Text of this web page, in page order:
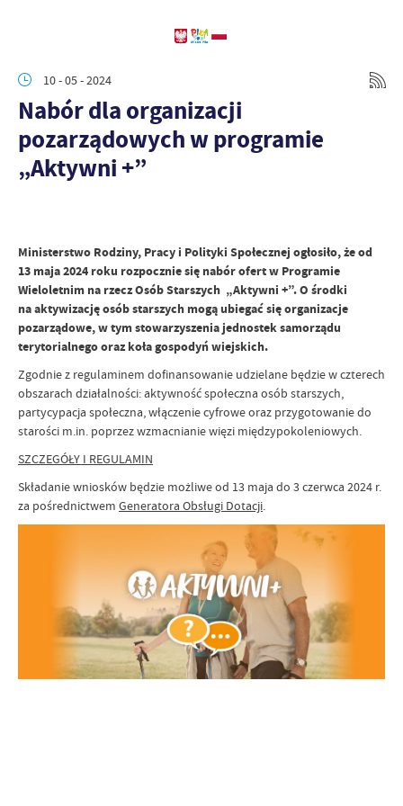
10 - 05 - 2024
Nabór dla organizacji
pozarządowych w programie
„Aktywni +”
Ministerstwo Rodziny, Pracy i Polityki Społecznej ogłosiło, że od
13 maja 2024 roku rozpocznie się nabór ofert w Programie
Wieloletnim na rzecz Osób Starszych „Aktywni +”. O środki
na aktywizację osób starszych mogą ubiegać się organizacje
pozarządowe, w tym stowarzyszenia jednostek samorządu
terytorialnego oraz koła gospodyń wiejskich.
Zgodnie z regulaminem dofinansowanie udzielane będzie w czterech
obszarach działalności: aktywność społeczna osób starszych,
partycypacja społeczna, włączenie cyfrowe oraz przygotowanie do
starości m.in. poprzez wzmacnianie więzi międzypokoleniowych.
SZCZEGÓŁY I REGULAMIN
Składanie wniosków będzie możliwe od 13 maja do 3 czerwca 2024 r.
za pośrednictwem Generatora Obsługi Dotacji.